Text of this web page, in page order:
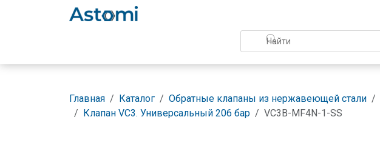
Главная Каталог Обратные клапаны из нержавеющей стали
Клапан VC3. Универсальный 206 бар
VC3B-MF4N-1-SS